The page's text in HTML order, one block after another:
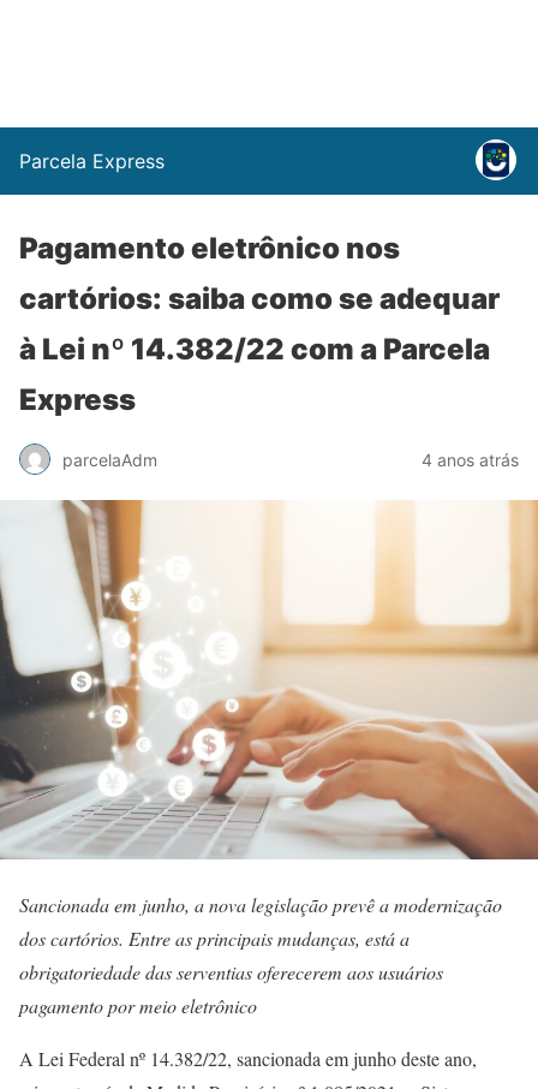
Parcela Express
Pagamento eletrônico nos
cartórios: saiba como se adequar
à Lei nº 14.382/22 com a Parcela
Express
parcelaAdm 4 anos atrás
Sancionada em junho, a nova legislação prevê a modernização
dos cartórios. Entre as principais mudanças, está a
obrigatoriedade das serventias oferecerem aos usuários
pagamento por meio eletrônico
A Lei Federal nº 14.382/22, sancionada em junho deste ano,